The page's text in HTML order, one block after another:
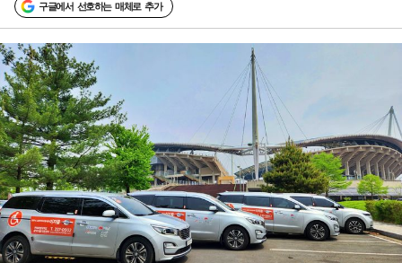
구글에서 선호하는 매체로 추가